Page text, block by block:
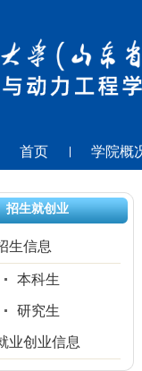
首页 学院概
招生就创业
生信息
本科生
研究生
业创业信息